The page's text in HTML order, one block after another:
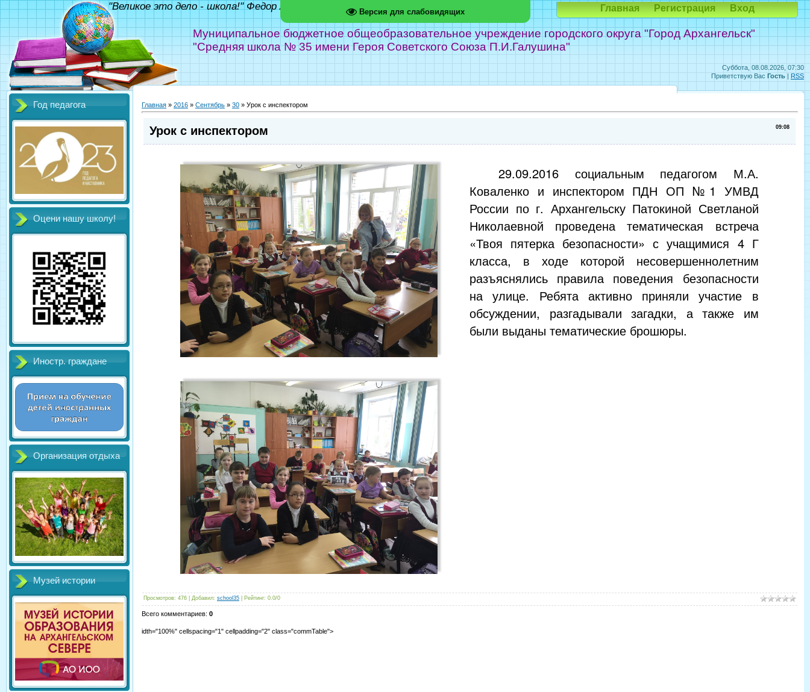
Версия для слабовидящих
Суббота, 08.08.2026, 07:30
Приветствую Вас Гость | RSS
Муниципальное бюджетное общеобразовательное учреждение городского округа "Город Архангельск"
"Средняя школа № 35 имени Героя Советского Союза П.И.Галушина"
"Великое это дело - школа!" Федор Абрамов Главная Регистрация Вход
Год педагога
Оцени нашу школу!
Иностр. граждане
Организация отдыха
Музей истории
Главная » 2016 » Сентябрь » 30 » Урок с инспектором
09:08
Урок с инспектором
29.09.2016 социальным педагогом М.А.
Коваленко и инспектором ПДН ОП №1 УМВД
России по г. Архангельску Патокиной Светланой
Николаевной проведена тематическая встреча
«Твоя пятерка безопасности» с учащимися 4 Г
класса, в ходе которой несовершеннолетним
разъяснялись правила поведения безопасности
на улице. Ребята активно приняли участие в
обсуждении, разгадывали загадки, а также им
были выданы тематические брошюры.
Просмотров: 476 Добавил: school35 Рейтинг: 0.0/0
Всего комментариев: 0
idth="100%" cellspacing="1" cellpadding="2" class="commTable">